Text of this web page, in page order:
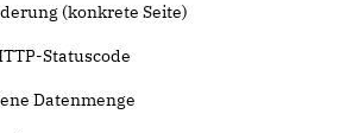
(konkrete Seite)
Statuscode
Datenmenge